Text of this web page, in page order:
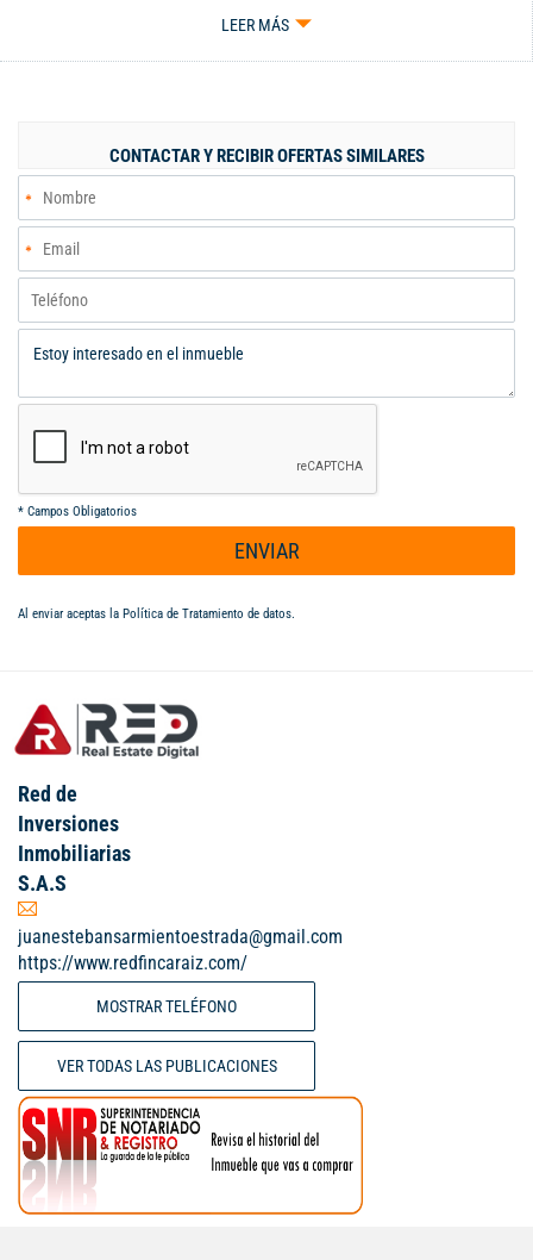
comedor grande dos baños tres habitaciones con clóset cocina
unidad residencial que cuenta con zonas verdes zona de juegos
Simón Bolívar.. cerca al colegio droguería supermercados
transporte público es una excelente opción de inversión en uno
de los sectores surcentrales más apetecidos de la ciudad
apartamentos se encuentra el día sin gravámenes el precio es
poco negociable solo se vende en efectivo agenda tu cita
LEER MÁS
CONTACTAR Y RECIBIR OFERTAS SIMILARES
* Campos Obligatorios
ENVIAR
Al enviar aceptas la Política de Tratamiento de datos.
Red de
Inversiones
Inmobiliarias
S.A.S
juanestebansarmientoestrada@gmail.com
https://www.redfincaraiz.com/
MOSTRAR TELÉFONO
VER TODAS LAS PUBLICACIONES